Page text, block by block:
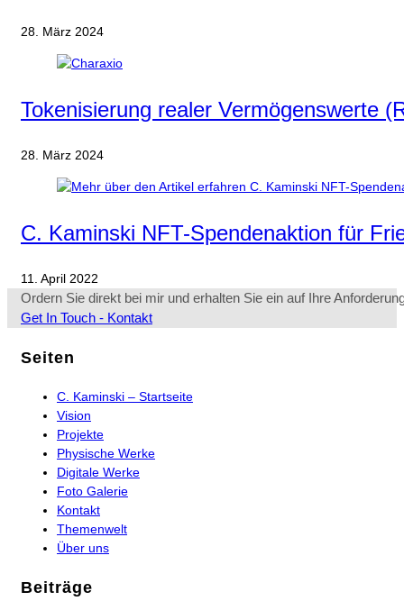
28. März 2024
Tokenisierung realer Vermögenswerte
28. März 2024
C. Kaminski NFT-Spendenaktion für
11. April 2022
Ordern Sie direkt bei mir und erhalten Sie ein auf Ihre
Get In Touch - KontaktOpens
tab
Seiten
C. Kaminski – Startseite
Vision
Projekte
Physische Werke
Digitale Werke
Foto Galerie
Kontakt
Themenwelt
Über uns
Beiträge